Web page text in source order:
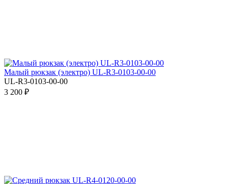
Малый рюкзак (электро) UL-R3-0103-00-00
UL-R3-0103-00-00
3 200 ₽